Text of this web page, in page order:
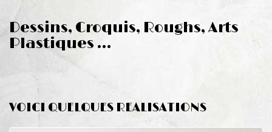
Dessins, Croquis, Roughs, Arts
Plastiques …
VOICI QUELQUES REALISATIONS